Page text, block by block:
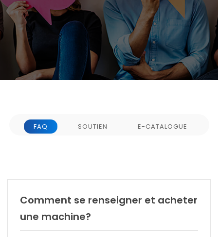
FAQ SOUTIEN E-CATALOGUE
Comment se renseigner et acheter
une machine?